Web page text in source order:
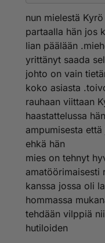
Petäjää epäilty
joku Jyväskylän
tiedä ko.
hämärältä hepulta
Ja suurin syy
Klingakin
Tiedotustilaisuus
Joka
vaihdettava
nun mielestä
partaalla hän jos
lian päälään
yrittänyt saada
johto on vain
koko asiasta
rauhaan viittaan
haastattelussa
ampumisesta
ehkä hän
mies on tehnyt
amatöörimaisesti
kanssa jossa oli
hommassa
tehdään vilppiä
hutiloiden